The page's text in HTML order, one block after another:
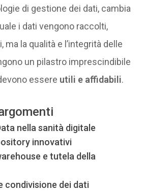
di gestione dei dati, cambia
i dati vengono raccolti,
ma la qualità e l’integrità delle
un pilastro imprescindibile
essere utili e affidabili.
nella sanità digitale
innovativi
e tutela della
condivisione dei dati